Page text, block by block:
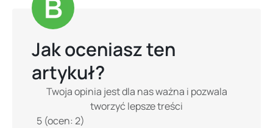
Jak oceniasz ten
artykuł?
Twoja opinia jest dla nas ważna i pozwala
tworzyć lepsze treści
5 (ocen: 2)